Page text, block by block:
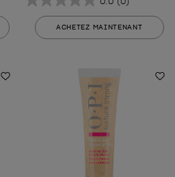
0.0
sur
5
ACHETEZ MAINTENANT
Ajouter aux favoris